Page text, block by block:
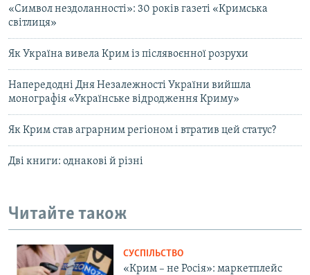
«Символ нездоланності»: 30 років газеті «Кримська
світлиця»
Як Україна вивела Крим із післявоєнної розрухи
Напередодні Дня Незалежності України вийшла
монографія «Українське відродження Криму»
Як Крим став аграрним регіоном і втратив цей статус?
Дві книги: однакові й різні
Читайте також
СУСПІЛЬСТВО
«Крим – не Росія»: маркетплейс